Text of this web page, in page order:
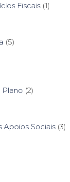
Fiscais (1)
(5)
Plano (2)
Apoios Sociais (3)